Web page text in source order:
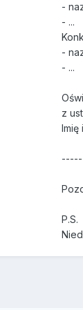
-
- ...
-
- ...
z
Imię
P.S.